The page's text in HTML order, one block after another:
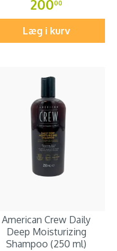
20000
Læg i kurv
American Crew Daily
Deep Moisturizing
Shampoo (250 ml)